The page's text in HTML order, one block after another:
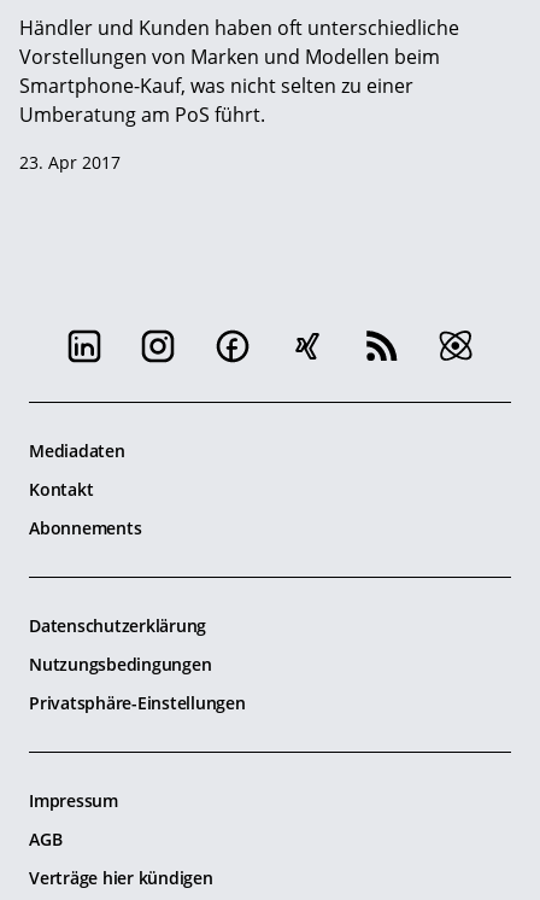
Händler und Kunden haben oft unterschiedliche
Vorstellungen von Marken und Modellen beim
Smartphone-Kauf, was nicht selten zu einer
Umberatung am PoS führt.
23. Apr 2017
Mediadaten
Kontakt
Abonnements
Datenschutzerklärung
Nutzungsbedingungen
Privatsphäre-Einstellungen
Impressum
AGB
Verträge hier kündigen